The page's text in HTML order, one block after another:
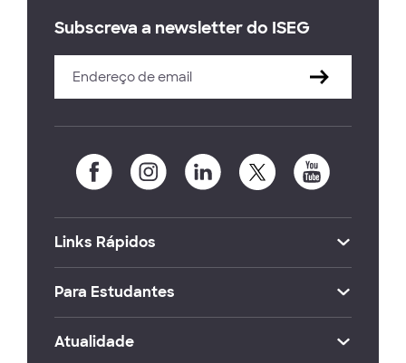
Subscreva a newsletter do ISEG
Links Rápidos
Para Estudantes
Atualidade